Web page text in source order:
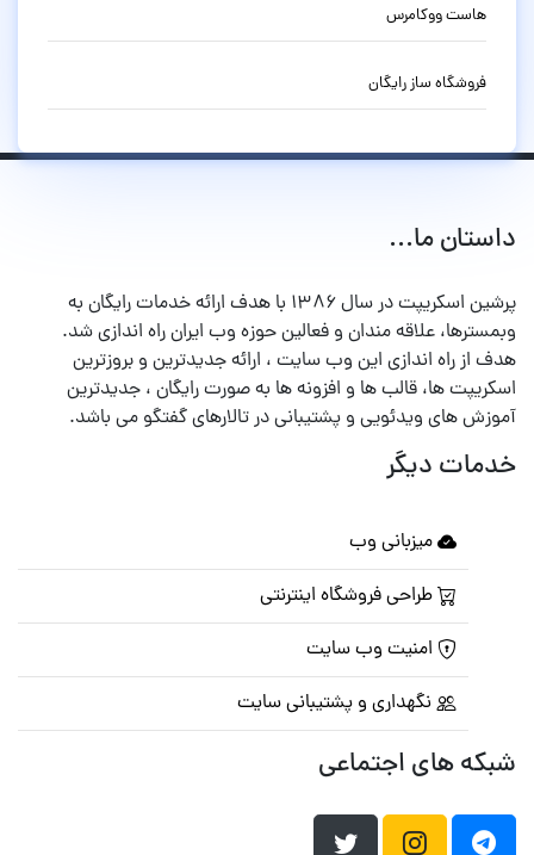
هاست ووکامرس
فروشگاه ساز رایگان
داستان ما...
پرشین اسکریپت در سال ۱۳۸۶ با هدف ارائه خدمات رایگان به
وبمسترها، علاقه مندان و فعالین حوزه وب ایران راه اندازی شد.
هدف از راه اندازی این وب سایت ، ارائه جدیدترین و بروزترین
اسکریپت ها، قالب ها و افزونه ها به صورت رایگان ، جدیدترین
آموزش های ویدئویی و پشتیبانی در تالارهای گفتگو می باشد.
خدمات دیگر
میزبانی وب
طراحی فروشگاه اینترنتی
امنیت وب سایت
نگهداری و پشتیبانی سایت
شبکه های اجتماعی